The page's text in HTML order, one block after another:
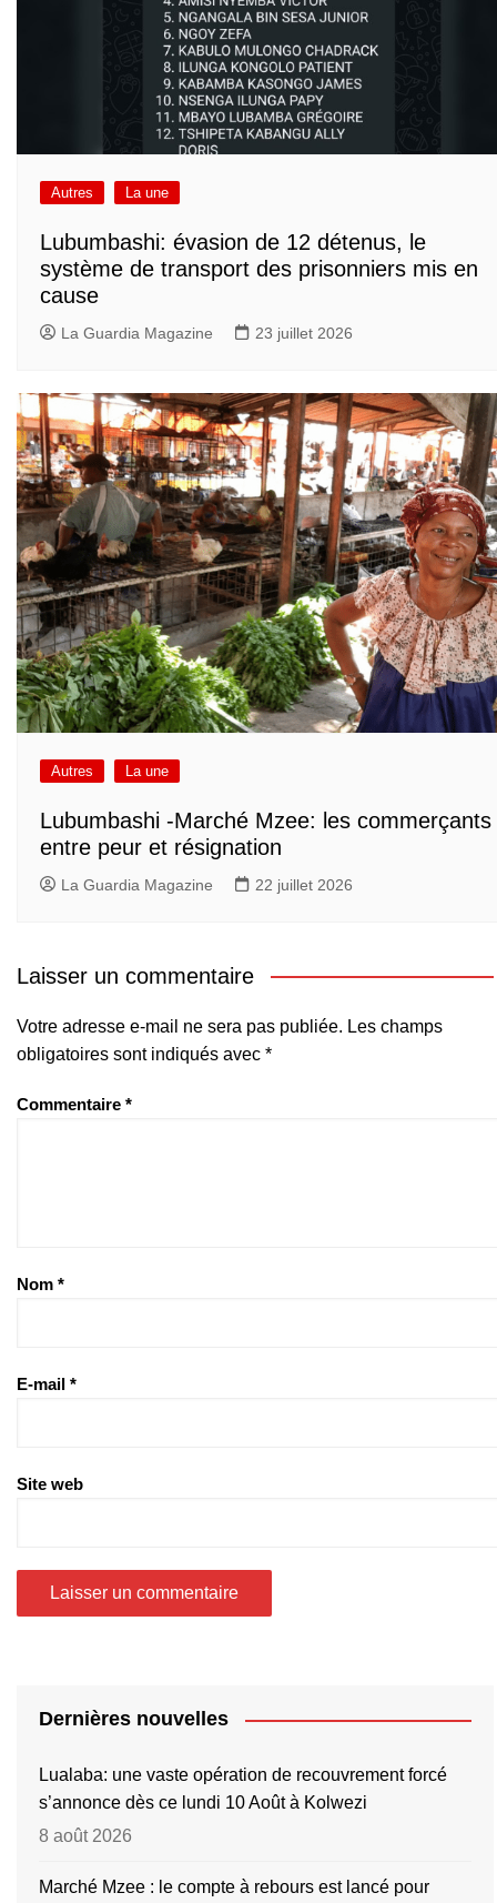
Autres La une
Lubumbashi: évasion de 12 détenus, le
système de transport des prisonniers mis en
cause
La Guardia Magazine 23 juillet 2026
Autres La une
Lubumbashi -Marché Mzee: les commerçants
entre peur et résignation
La Guardia Magazine 22 juillet 2026
Laisser un commentaire
Votre adresse e-mail ne sera pas publiée. Les champs
obligatoires sont indiqués avec *
Commentaire *
Nom *
E-mail *
Site web
Dernières nouvelles
Lualaba: une vaste opération de recouvrement forcé
s’annonce dès ce lundi 10 Août à Kolwezi
8 août 2026
Marché Mzee : le compte à rebours est lancé pour